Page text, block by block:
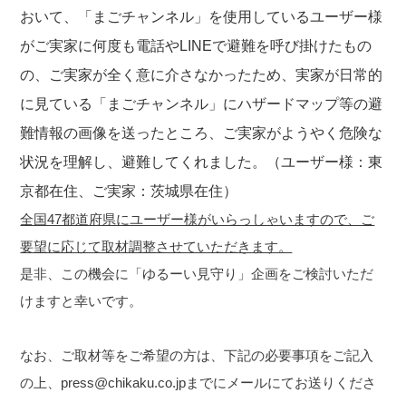
おいて、「まごチャンネル」を使用しているユーザー様
がご実家に何度も電話やLINEで避難を呼び掛けたもの
の、ご実家が全く意に介さなかったため、実家が日常的
に見ている「まごチャンネル」にハザードマップ等の避
難情報の画像を送ったところ、ご実家がようやく危険な
状況を理解し、避難してくれました。（ユーザー様：東
京都在住、ご実家：茨城県在住）
全国47都道府県にユーザー様がいらっしゃいますので、ご
要望に応じて取材調整させていただきます。
是非、この機会に「ゆるーい見守り」企画をご検討いただ
けますと幸いです。
なお、ご取材等をご希望の方は、下記の必要事項をご記入
の上、press@chikaku.co.jpまでにメールにてお送りくださ